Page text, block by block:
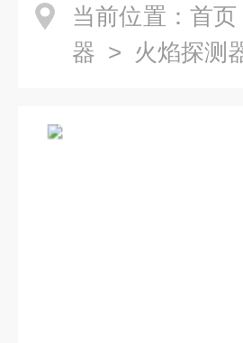
当前位置： 首页
器 > 火焰探测